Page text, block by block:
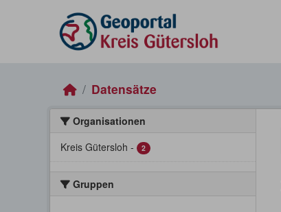
Datensätze
Organisationen
Kreis Gütersloh - 2
Gruppen